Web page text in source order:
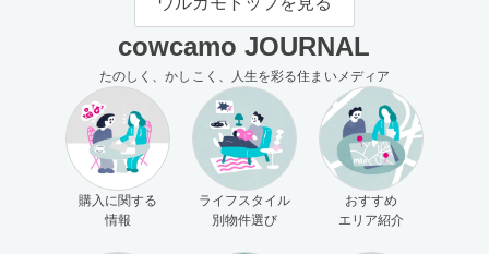
cowcamo JOURNAL
たのしく、かしこく、人生を彩る住まいメディア
購入に関する
情報
ライフスタイル
別物件選び
おすすめ
エリア紹介